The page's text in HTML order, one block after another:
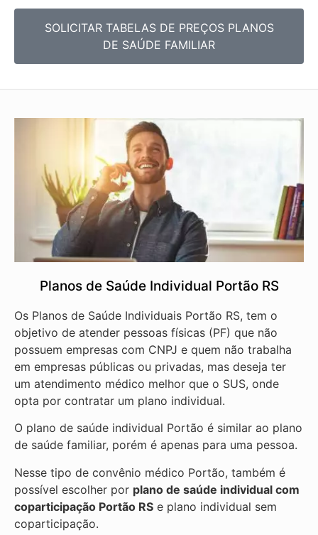
SOLICITAR TABELAS DE PREÇOS PLANOS
DE SAÚDE FAMILIAR
Planos de Saúde Individual Portão RS
Os Planos de Saúde Individuais Portão RS, tem o
objetivo de atender pessoas físicas (PF) que não
possuem empresas com CNPJ e quem não trabalha
em empresas públicas ou privadas, mas deseja ter
um atendimento médico melhor que o SUS, onde
opta por contratar um plano individual.
O plano de saúde individual Portão é similar ao plano
de saúde familiar, porém é apenas para uma pessoa.
Nesse tipo de convênio médico Portão, também é
possível escolher por plano de saúde individual com
coparticipação Portão RS e plano individual sem
coparticipação.